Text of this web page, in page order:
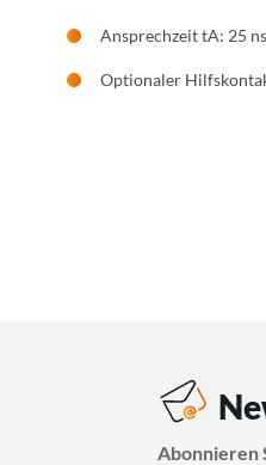
Ansprechzeit tA: 25 ns
Optionaler
Abonnieren